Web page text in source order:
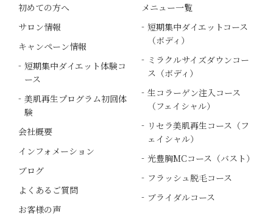
初めての方へ
サロン情報
キャンペーン情報
短期集中ダイエット体験コ
ース
美肌再生プログラム初回体
験
会社概要
インフォメーション
ブログ
よくあるご質問
お客様の声
メニュー一覧
短期集中ダイエットコース
（ボディ）
ミラクルサイズダウンコー
ス（ボディ）
生コラーゲン注入コース
（フェイシャル）
リセラ美肌再生コース（フ
ェイシャル）
光豊胸MCコース（バスト）
フラッシュ脱毛コース
ブライダルコース